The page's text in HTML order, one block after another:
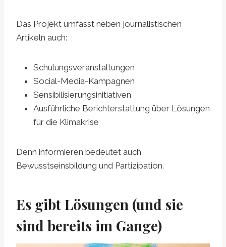
Das Projekt umfasst neben journalistischen
Artikeln auch:
Schulungsveranstaltungen
Social-Media-Kampagnen
Sensibilisierungsinitiativen
Ausführliche Berichterstattung über Lösungen
für die Klimakrise
Denn informieren bedeutet auch
Bewusstseinsbildung und Partizipation.
Es gibt Lösungen (und sie
sind bereits im Gange)